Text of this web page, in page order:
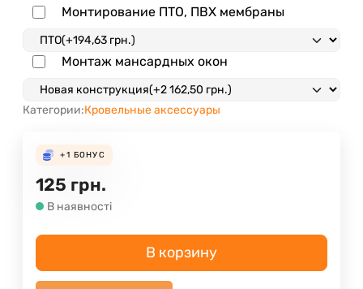
Монтирование ПТО, ПВХ мембраны
Монтаж мансардных окон
Категории:Кровельные аксессуары
+1 БОНУС
125 грн.
В наявності
В корзину